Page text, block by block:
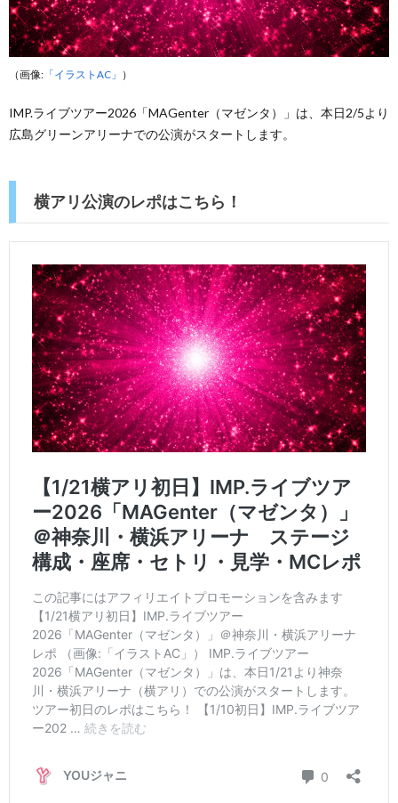
（画像: 「イラストAC」 ）
IMP.ライブツアー2026「MAGenter（マゼンタ）」は、本日2/5より
広島グリーンアリーナでの公演がスタートします。
横アリ公演のレポはこちら！